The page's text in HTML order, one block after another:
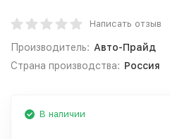
Написать отзыв
Производитель: Авто-Прайд
Страна производства: Россия
В наличии